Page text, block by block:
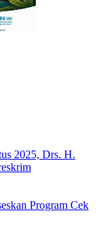
2025, Drs. H.
Program Cek